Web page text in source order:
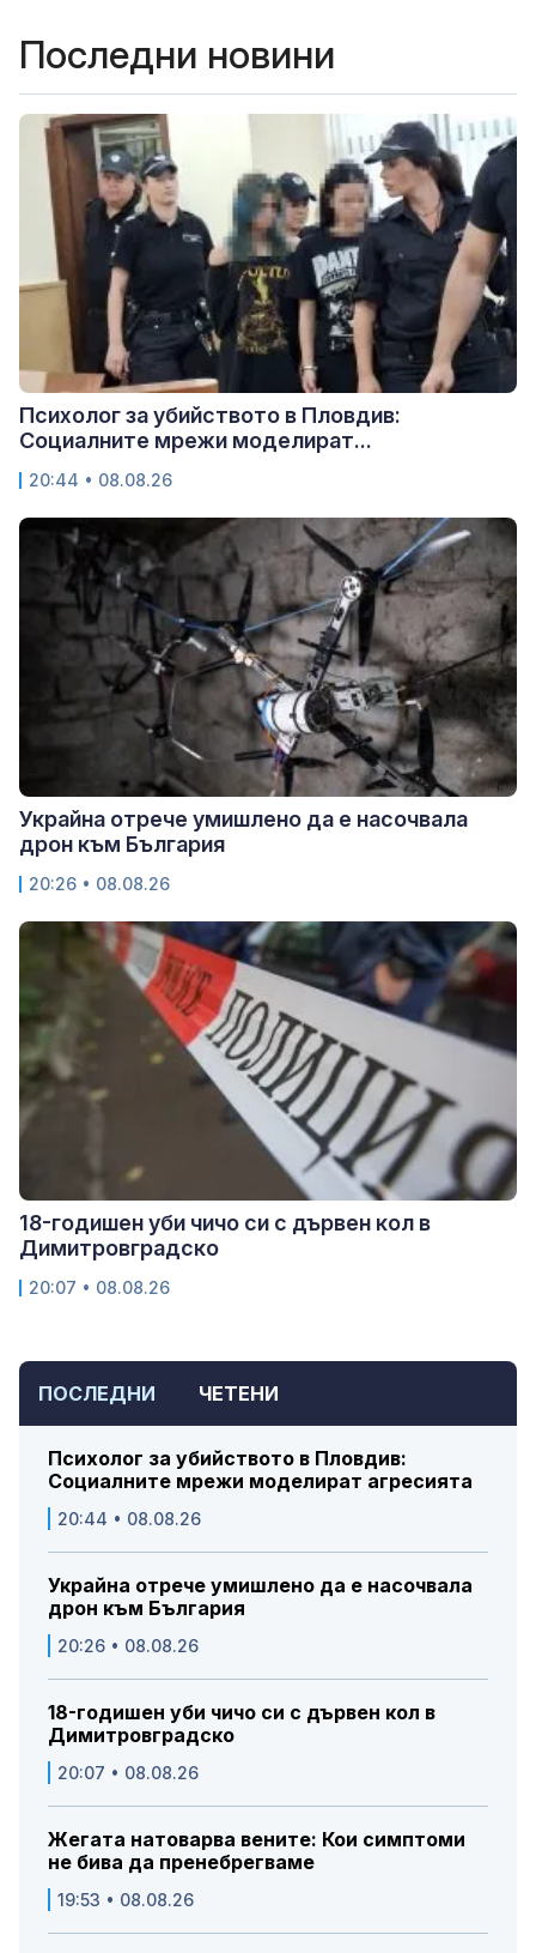
ПОСЛЕДНИ ЧЕТЕНИ
Психолог за убийството в Пловдив:
Социалните мрежи моделират агресията
20:44 • 08.08.26
Украйна отрече умишлено да е насочвала
дрон към България
20:26 • 08.08.26
18-годишен уби чичо си с дървен кол в
Димитровградско
20:07 • 08.08.26
Жегата натоварва вените: Кои симптоми
не бива да пренебрегваме
19:53 • 08.08.26
Последни новини
Психолог за убийството в Пловдив:
Социалните мрежи моделират...
20:44 • 08.08.26
Украйна отрече умишлено да е насочвала
дрон към България
20:26 • 08.08.26
18-годишен уби чичо си с дървен кол в
Димитровградско
20:07 • 08.08.26